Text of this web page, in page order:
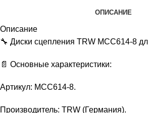
ОПИСАНИЕ
Описание
🔧 Диски сцепления TRW MCC614-8
📄 Основные характеристики:
Артикул: MCC614-8.
Производитель: TRW (Германия).